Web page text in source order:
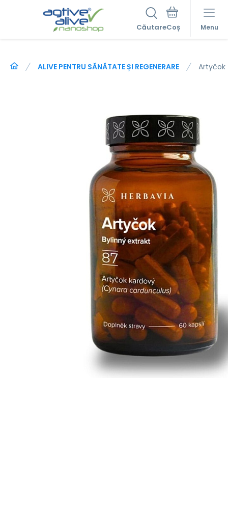
Căutare Menu
ALIVE PENTRU SĂNĂTATE ȘI REGENERARE Artyčok